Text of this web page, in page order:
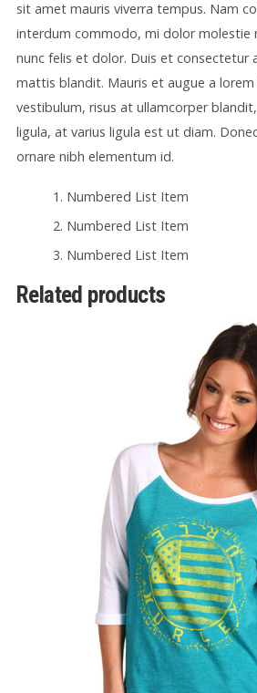
sit amet mauris viverra tempus. Nam
interdum commodo, mi dolor molestie
nunc felis et dolor. Duis et consectetur
mattis blandit. Mauris et augue a lorem
vestibulum, risus at ullamcorper
ligula, at varius ligula est ut diam.
ornare nibh elementum id.
Numbered List Item
Numbered List Item
Numbered List Item
Related products